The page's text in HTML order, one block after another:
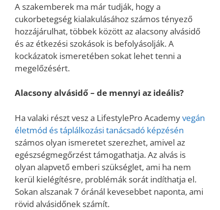
A szakemberek ma már tudják, hogy a
cukorbetegség kialakulásához számos tényező
hozzájárulhat, többek között az alacsony alvásidő
és az étkezési szokások is befolyásolják. A
kockázatok ismeretében sokat lehet tenni a
megelőzésért.
Alacsony alvásidő – de mennyi az ideális?
Ha valaki részt vesz a LifestylePro Academyvegán
életmód és táplálkozási tanácsadó képzésén
számos olyan ismeretet szerezhet, amivel az
egészségmegőrzést támogathatja. Az alvás is
olyan alapvető emberi szükséglet, ami ha nem
kerül kielégítésre, problémák sorát indíthatja el.
Sokan alszanak 7 óránál kevesebbet naponta, ami
rövid alvásidőnek számít.